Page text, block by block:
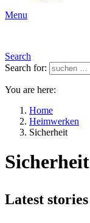
Menu
Search
Search for:
You are here:
Home
Heimwerken
Sicherheit
Sicherheit
Latest stories